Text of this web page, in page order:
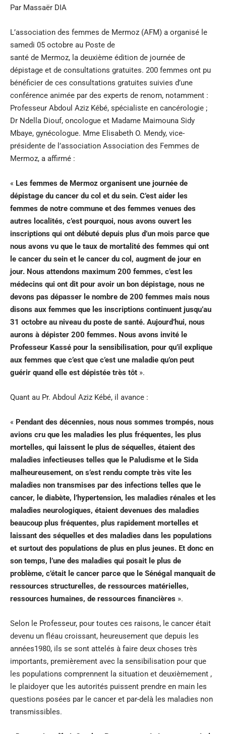
Par Massaër DIA
L’association des femmes de Mermoz (AFM) a organisé le
samedi 05 octobre au Poste de
santé de Mermoz, la deuxième édition de journée de
dépistage et de consultations gratuites. 200 femmes ont pu
bénéficier de ces consultations gratuites suivies d’une
conférence animée par des experts de renom, notamment :
Professeur Abdoul Aziz Kébé, spécialiste en cancérologie ;
Dr Ndella Diouf, oncologue et Madame Maimouna Sidy
Mbaye, gynécologue. Mme Elisabeth O. Mendy, vice-
présidente de l’association Association des Femmes de
Mermoz, a affirmé :
« Les femmes de Mermoz organisent une journée de
dépistage du cancer du col et du sein. C’est aider les
femmes de notre commune et des femmes venues des
autres localités, c’est pourquoi, nous avons ouvert les
inscriptions qui ont débuté depuis plus d’un mois parce que
nous avons vu que le taux de mortalité des femmes qui ont
le cancer du sein et le cancer du col, augment de jour en
jour. Nous attendons maximum 200 femmes, c’est les
médecins qui ont dit pour avoir un bon dépistage, nous ne
devons pas dépasser le nombre de 200 femmes mais nous
disons aux femmes que les inscriptions continuent jusqu’au
31 octobre au niveau du poste de santé. Aujourd’hui, nous
aurons à dépister 200 femmes. Nous avons invité le
Professeur Kassé pour la sensibilisation, pour qu’il explique
aux femmes que c’est que c’est une maladie qu’on peut
guérir quand elle est dépistée très tôt ».
Quant au Pr. Abdoul Aziz Kébé, il avance :
« Pendant des décennies, nous nous sommes trompés, nous
avions cru que les maladies les plus fréquentes, les plus
mortelles, qui laissent le plus de séquelles, étaient des
maladies infectieuses telles que le Paludisme et le Sida
malheureusement, on s’est rendu compte très vite les
maladies non transmises par des infections telles que le
cancer, le diabète, l’hypertension, les maladies rénales et les
maladies neurologiques, étaient devenues des maladies
beaucoup plus fréquentes, plus rapidement mortelles et
laissant des séquelles et des maladies dans les populations
et surtout des populations de plus en plus jeunes. Et donc en
son temps, l’une des maladies qui posait le plus de
problème, c’était le cancer parce que le Sénégal manquait de
ressources structurelles, de ressources matérielles,
ressources humaines, de ressources financières ».
Selon le Professeur, pour toutes ces raisons, le cancer était
devenu un fléau croissant, heureusement que depuis les
années1980, ils se sont attelés à faire deux choses très
importants, premièrement avec la sensibilisation pour que
les populations comprennent la situation et deuxièmement ,
le plaidoyer que les autorités puissent prendre en main les
questions posées par le cancer et par-delà les maladies non
transmissibles.